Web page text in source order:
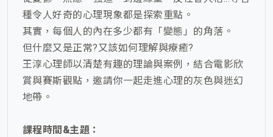
種令人好奇的心理現象都是探索重點。
其實，每個人的內在多少都有「變態」的角落。
但什麼又是正常?又該如何理解與療癒?
王淳心理師以清楚有趣的理論與案例，結合電影欣
賞與賽斯觀點，邀請你一起走進心理的灰色與迷幻
地帶。
課程時間&主題：